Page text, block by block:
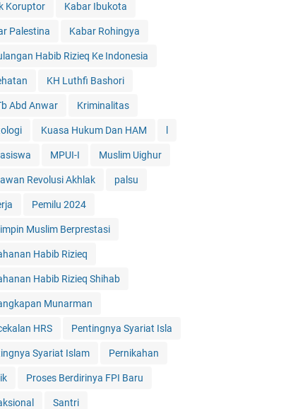
Koruptor Kabar Ibukota
Palestina Kabar Rohingya
Habib Rizieq Ke Indonesia
KH Luthfi Bashori
Abd Anwar Kriminalitas
Kuasa Hukum Dan HAM
MPUI-I Muslim Uighur
Revolusi Akhlak palsu
Pemilu 2024
Muslim Berprestasi
Habib Rizieq
Habib Rizieq Shihab
Munarman
HRS Pentingnya Syariat Isla
Syariat Islam Pernikahan
Proses Berdirinya FPI Baru
Santri